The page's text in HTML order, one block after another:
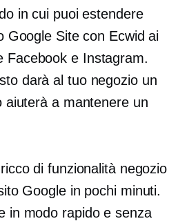
in cui puoi estendere
Google Site con Ecwid ai
Facebook e Instagram.
darà al tuo negozio un
a mantenere un
ricco di funzionalitànegozio
Google in pochi minuti.
in modo rapido e senza